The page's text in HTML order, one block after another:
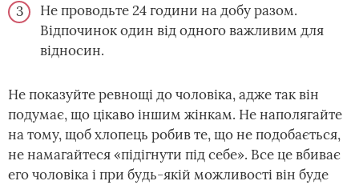
Не проводьте 24 години на добу разом.
Відпочинок один від одного важливим для
відносин.
Не показуйте ревнощі до чоловіка, адже так він
подумає, що цікаво іншим жінкам. Не наполягайте
на тому, щоб хлопець робив те, що не подобається,
не намагайтеся «підігнути під себе». Все це вбиває
его чоловіка і при будь-якій можливості він буде